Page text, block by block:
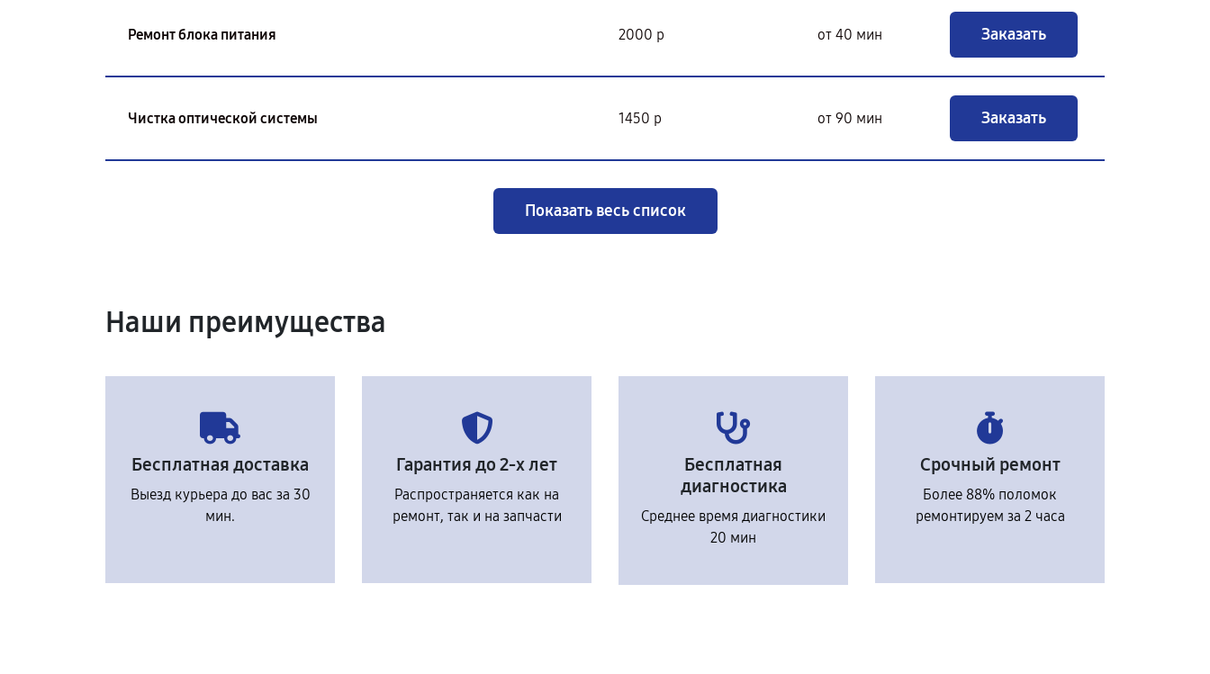
Ремонт блока питания 2000 р от 40 мин Заказать
Чистка оптической системы 1450 р от 90 мин Заказать
Показать весь список
Наши преимущества
Бесплатная доставка
Выезд курьера до вас за 30
мин.
Гарантия до 2-х лет
Распространяется как на
ремонт, так и на запчасти
Бесплатная
диагностика
Среднее время диагностики
20 мин
Срочный ремонт
Более 88% поломок
ремонтируем за 2 часа